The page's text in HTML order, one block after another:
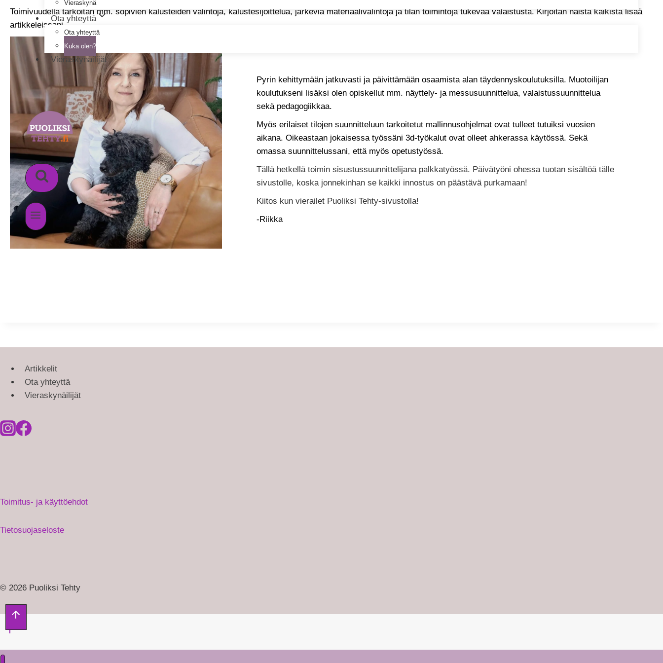
Vieraskynä
Ota yhteyttä
Ota yhteyttä
Kuka olen?
Vieraskynäilijät
Toimivuudella tarkoitan mm. sopivien kalusteiden valintoja, kalustesijoittelua, järkeviä materiaalivalintoja ja tilan toimintoja tukevaa valaistusta. Kirjoitan näistä kaikista lisää
artikkeleissani.
Pyrin kehittymään jatkuvasti ja päivittämään osaamista alan täydennyskoulutuksilla. Muotoilijan
koulutukseni lisäksi olen opiskellut mm. näyttely- ja messusuunnittelua, valaistussuunnittelua
sekä pedagogiikkaa.
Myös erilaiset tilojen suunnitteluun tarkoitetut mallinnusohjelmat ovat tulleet tutuiksi vuosien
aikana. Oikeastaan jokaisessa työssäni 3d-työkalut ovat olleet ahkerassa käytössä. Sekä
omassa suunnittelussani, että myös opetustyössä.
Tällä hetkellä toimin sisustussuunnittelijana palkkatyössä. Päivätyöni ohessa tuotan sisältöä tälle
sivustolle, koska jonnekinhan se kaikki innostus on päästävä purkamaan!
Kiitos kun vierailet Puoliksi Tehty-sivustolla!
-Riikka
Artikkelit
Ota yhteyttä
Vieraskynäilijät
Toimitus- ja käyttöehdot
Tietosuojaseloste
© 2026 Puoliksi Tehty